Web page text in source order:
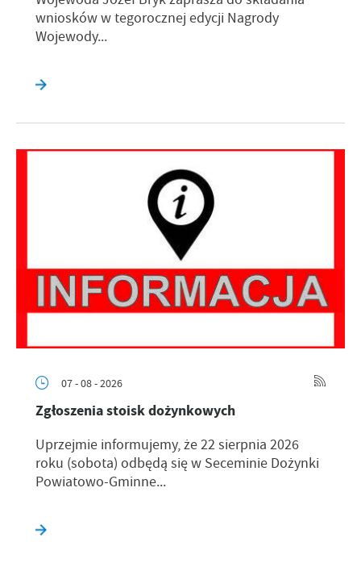
wniosków w tegorocznej edycji Nagrody
Wojewody...
07 - 08 - 2026
Zgłoszenia stoisk dożynkowych
Uprzejmie informujemy, że 22 sierpnia 2026
roku (sobota) odbędą się w Seceminie Dożynki
Powiatowo-Gminne...